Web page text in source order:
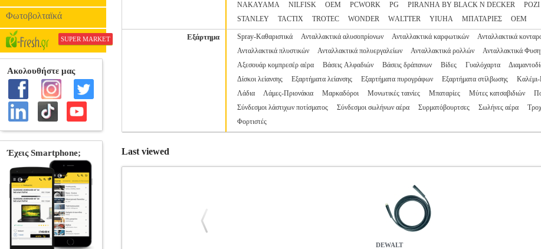
Φωτοβολταϊκά
SUPER MARKET
NAKAYAMA
NILFISK OEM PCWORK PG PIRANHA BY BLACK N DECKER POZI
STANLEY
TACTIX TROTEC WONDER WΑLTTER YIUHA ΜΠΑΤΑΡΙΕΣ ΟΕΜ
Εξάρτημα Spray-Καθαριστικά Ανταλλακτικά αλυσοπρίονων Ανταλλακτικά καρφωτικών Ανταλλακτικά
Ανταλλακτικά πλυστικών
Ανταλλακτικά πολυεργαλείων Ανταλλακτικά ρολλών Ανταλλακτικά
Αξεσουάρ κομπρεσέρ αέρα
Βάσεις Αλφαδιών Βάσεις δράπανων Βίδες Γυαλόχαρτα
Δίσκοι λείανσης
Εξαρτήματα λείανσης Εξαρτήματα πυρογράφων Εξαρτήματα στίλβωσης Καλέμι-
Λάδια
Λάμες-Πριονάκια Μαρκαδόροι Μονωτικές ταινίες Μπαταρίες Μύτες κατσαβιδιών
Σύνδεσμοι λάστιχων ποτίσματος
Σύνδεσμοι σωλήνων αέρα Συρματόβουρτσες Σωλήνες αέρα
Φορτιστές
Last viewed
DEWALT